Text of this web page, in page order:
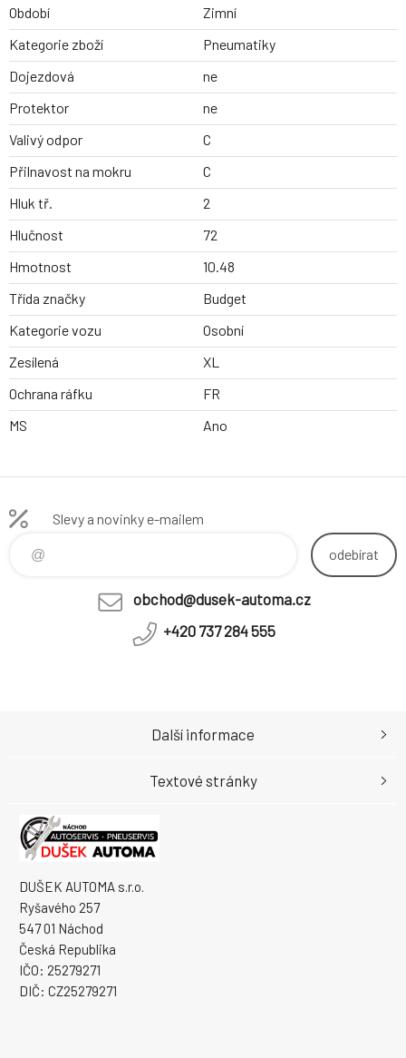
Období
Zimní
Kategorie zboží
Pneumatiky
Dojezdová
ne
Protektor
ne
Valivý odpor
C
Přilnavost na mokru
C
Hluk tř.
2
Hlučnost
72
Hmotnost
10.48
Třída značky
Budget
Kategorie vozu
Osobní
Zesílená
XL
Ochrana ráfku
FR
MS
Ano
Slevy a novinky e-mailem
odebírat
obchod@dusek-automa.cz
+420 737 284 555
DUŠEK AUTOMA s.r.o.
Ryšavého 257
547 01 Náchod
Česká Republika
IČO: 25279271
DIČ: CZ25279271
Další informace
Textové stránky